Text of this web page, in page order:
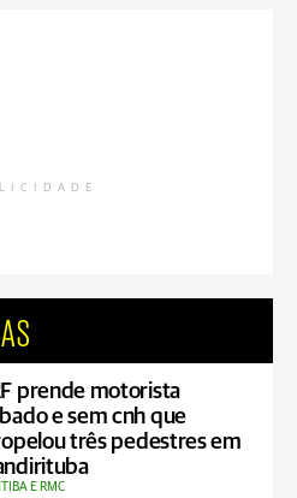
prende motorista
e sem cnh que
três pedestres em
E RMC